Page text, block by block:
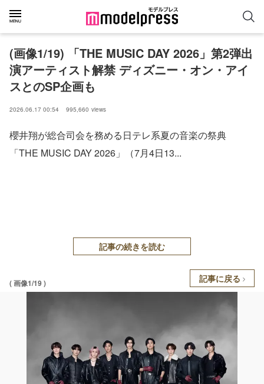
(画像1/19) 「THE MUSIC DAY 2026」第2弾出
演アーティスト解禁 ディズニー・オン・アイ
スとのSP企画も
2026.06.17 00:54 995,660 views
櫻井翔が総合司会を務める日テレ系夏の音楽の祭典
「THE MUSIC DAY 2026」（7月4日13...
記事の続きを読む
( 画像1/19 ) 記事に戻る